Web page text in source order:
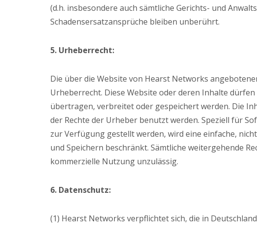
(d.h. insbesondere auch sämtliche Gerichts- und
Schadensersatzansprüche bleiben unberührt.
5. Urheberrecht:
Die über die Website von Hearst Networks
Urheberrecht. Diese Website oder deren Inhalte
übertragen, verbreitet oder gespeichert werden. Die
der Rechte der Urheber benutzt werden. Speziell für
zur Verfügung gestellt werden, wird eine einfache,
und Speichern beschränkt. Sämtliche weitergehende
kommerzielle Nutzung unzulässig.
6. Datenschutz:
(1) Hearst Networks verpflichtet sich, die in